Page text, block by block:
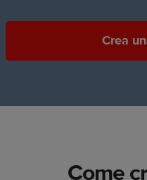
Crea
Come